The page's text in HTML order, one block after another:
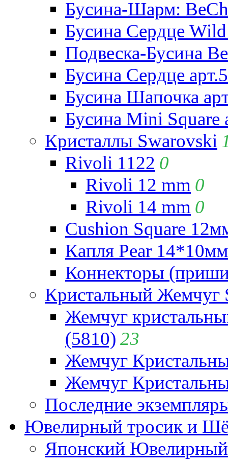
Бусина-Шарм:
Бусина Сердце
Подвеска-Бусина
Бусина Сердце
Бусина Шапочка
Бусина Mini Square
Кристаллы Swarovski
Rivoli 1122 0
Rivoli 12 mm 0
Rivoli 14 mm 0
Cushion Square
Капля Pear
Коннекторы
Кристальный Жемчуг
Жемчуг
(5810) 23
Жемчуг
Жемчуг
Последние
Ювелирный тросик и
Японский